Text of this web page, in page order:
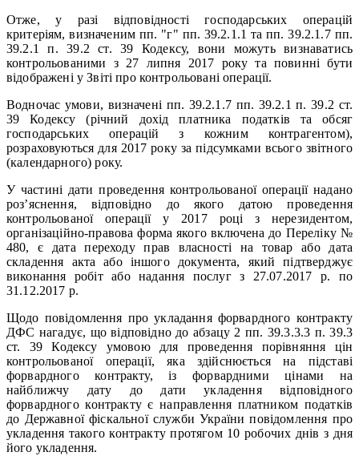
Отже, у разі відповідності господарських операцій
критеріям, визначеним пп. "г" пп. 39.2.1.1 та пп. 39.2.1.7 пп.
39.2.1 п. 39.2 ст. 39 Кодексу, вони можуть визнаватись
контрольованими з 27 липня 2017 року та повинні бути
відображені у Звіті про контрольовані операції.
Водночас умови, визначені пп. 39.2.1.7 пп. 39.2.1 п. 39.2 ст.
39 Кодексу (річний дохід платника податків та обсяг
господарських операцій з кожним контрагентом),
розраховуються для 2017 року за підсумками всього звітного
(календарного) року.
У частині дати проведення контрольованої операції надано
роз’яснення, відповідно до якого датою проведення
контрольованої операції у 2017 році з нерезидентом,
організаційно-правова форма якого включена до Переліку №
480, є дата переходу прав власності на товар або дата
складення акта або іншого документа, який підтверджує
виконання робіт або надання послуг з 27.07.2017 р. по
31.12.2017 р.
Щодо повідомлення про укладання форвардного контракту
ДФС нагадує, що відповідно до абзацу 2 пп. 39.3.3.3 п. 39.3
ст. 39 Кодексу умовою для проведення порівняння цін
контрольованої операції, яка здійснюється на підставі
форвардного контракту, із форвардними цінами на
найближчу дату до дати укладення відповідного
форвардного контракту є направлення платником податків
до Державної фіскальної служби України повідомлення про
укладення такого контракту протягом 10 робочих днів з дня
його укладення.